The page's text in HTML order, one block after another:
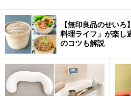
空きビンや100均で売っているビン
お金をかけずに生活感をなくせ
ン』。ガラスのコップでもOKで
空きビンのように底面と間口が
【無印良品のせい
料理ライフ」が楽し
のコツも解説